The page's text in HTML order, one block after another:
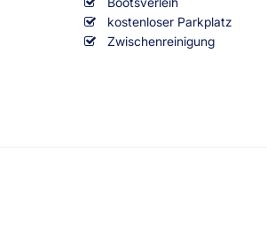
kostenloser Parkplatz
Zwischenreinigung